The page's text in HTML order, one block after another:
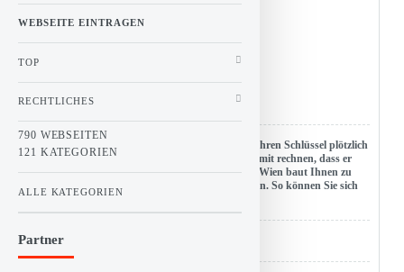
0
Titel :Schlüsselnotdienst Wien
Beschreibung : Ihr Schlüssel ist weg? Wenn Sie Ihren Schlüssel plötzlich
nicht mehr finden können, müssen Sie immer damit rechnen, dass er
Ihnen entwendet wurde. Der Schlüsselnotdienst Wien baut Ihnen zu
jeder Tageszeit einen neuen Sicherheitszylinder ein. So können Sie sich
wieder sicher fühlen.
URL : www.schluesselnotdienst-wien.at
WEBSEITE EINTRAGEN
TOP
RECHTLICHES
790 WEBSEITEN
121 KATEGORIEN
ALLE KATEGORIEN
Partner